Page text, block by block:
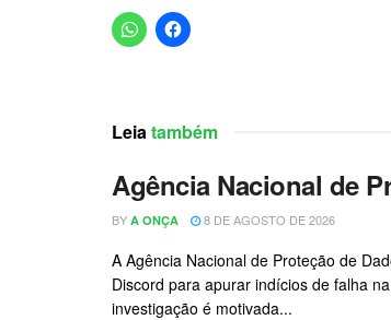
Leiatambém
Agência Nacional de
BY A ONÇA 8 DE AGOSTO DE 2026
A Agência Nacional de Proteção de
Discord para apurar indícios de falha
investigação é motivada...